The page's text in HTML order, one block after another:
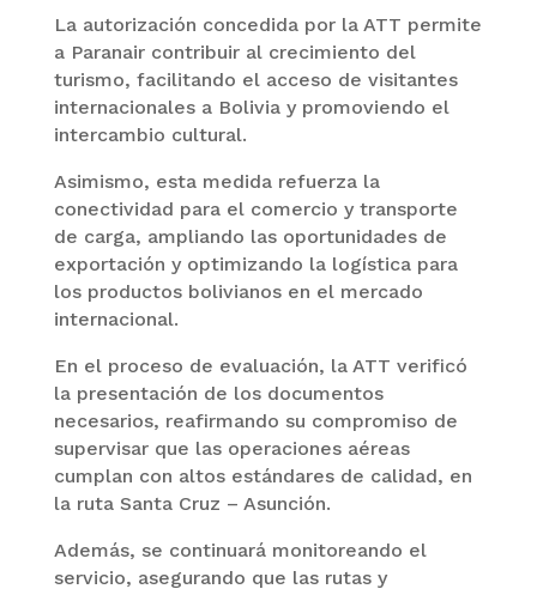
La autorización concedida por la ATT permite
a Paranair contribuir al crecimiento del
turismo, facilitando el acceso de visitantes
internacionales a Bolivia y promoviendo el
intercambio cultural.
Asimismo, esta medida refuerza la
conectividad para el comercio y transporte
de carga, ampliando las oportunidades de
exportación y optimizando la logística para
los productos bolivianos en el mercado
internacional.
En el proceso de evaluación, la ATT verificó
la presentación de los documentos
necesarios, reafirmando su compromiso de
supervisar que las operaciones aéreas
cumplan con altos estándares de calidad, en
la ruta Santa Cruz – Asunción.
Además, se continuará monitoreando el
servicio, asegurando que las rutas y